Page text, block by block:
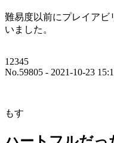
難易度以前にプレイアビ
いました。
12345
No.59805 - 2021-10-23
もす